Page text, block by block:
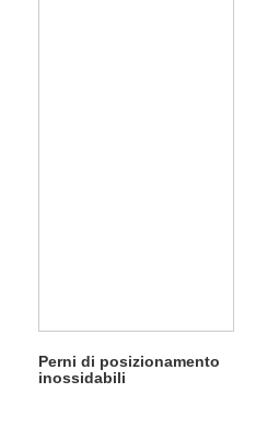
Perni di posizionamento
inossidabili